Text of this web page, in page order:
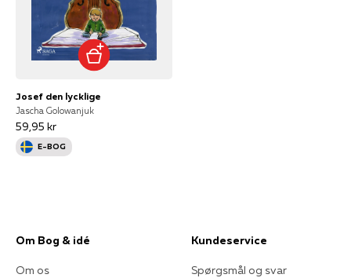
Josef den lycklige
Jascha Golowanjuk
59,95 kr
E-BOG
Om Bog & idé
Om os
Kundeservice
Spørgsmål og svar